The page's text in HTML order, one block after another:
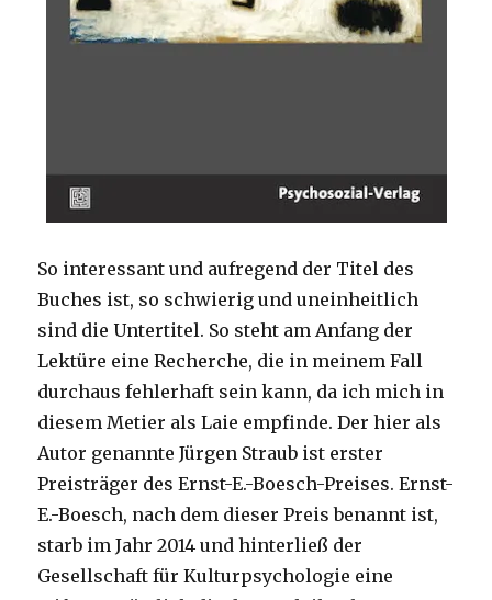
So interessant und aufregend der Titel des
Buches ist, so schwierig und uneinheitlich
sind die Untertitel. So steht am Anfang der
Lektüre eine Recherche, die in meinem Fall
durchaus fehlerhaft sein kann, da ich mich in
diesem Metier als Laie empfinde. Der hier als
Autor genannte Jürgen Straub ist erster
Preisträger des Ernst-E.-Boesch-Preises. Ernst-
E.-Boesch, nach dem dieser Preis benannt ist,
starb im Jahr 2014 und hinterließ der
Gesellschaft für Kulturpsychologie eine